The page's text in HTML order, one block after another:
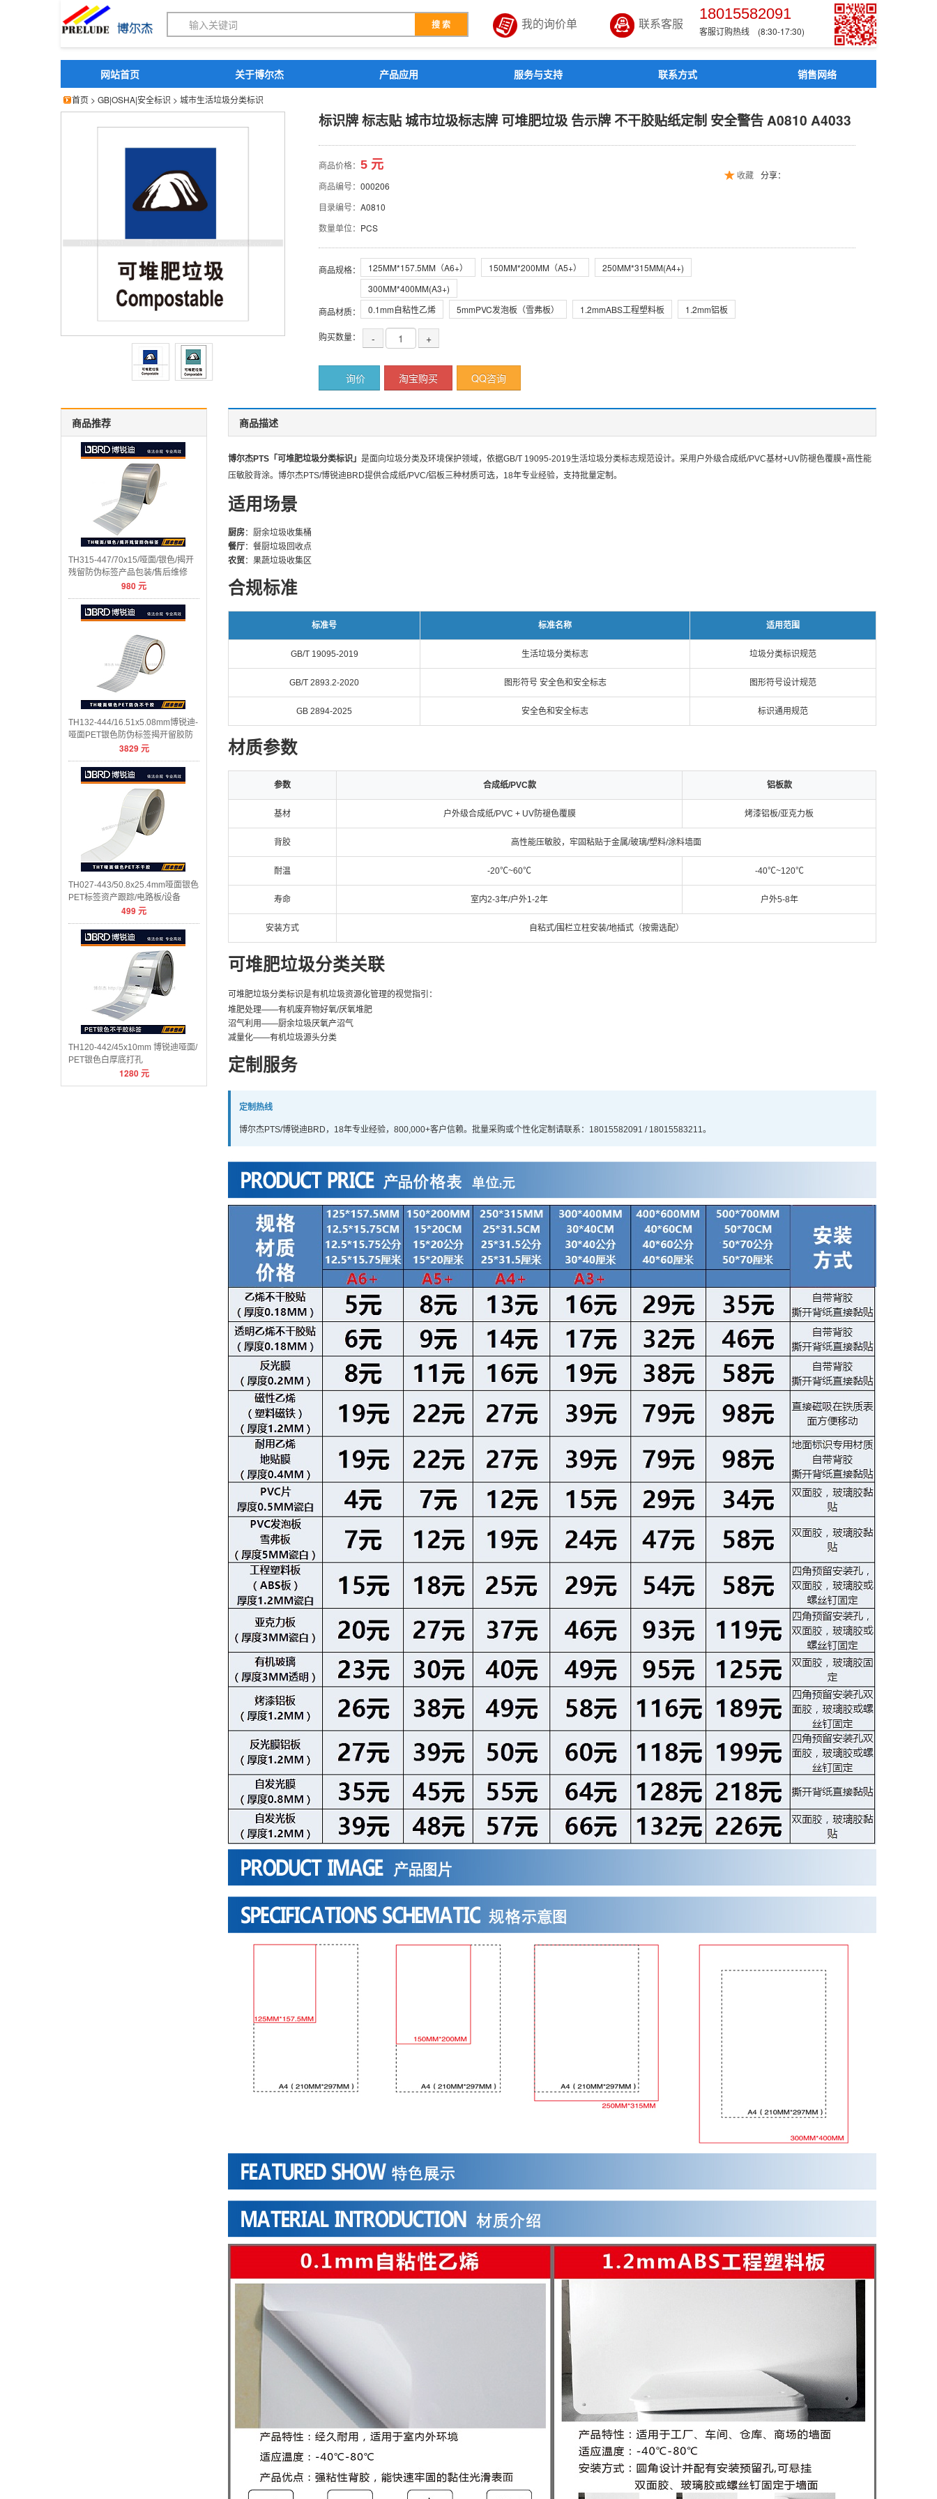
博尔杰PTS - 工业标识解决方案
搜 索 我的询价单 联系客服
18015582091
客服订购热线 (8:30-17:30)
网站首页 关于博尔杰 产品应用 服务与支持 联系方式 销售网络
首页 > GB|OSHA|安全标识 > 城市生活垃圾分类标识
标识牌 标志贴 城市垃圾标志牌 可堆肥垃圾 告示牌 不干胶贴纸定制 安全
标识牌 标志贴 城市垃圾标志牌 可堆肥垃圾 告示牌 不干胶贴纸定制 安全警告 A0810 A4033
商品价格： 5 元
商品编号： 000206
目录编号： A0810
数量单位： PCS
商品规格： 125MM*157.5MM（A6+） 150MM*200MM（A5+）
250MM*315MM(A4+)
300MM*400MM(A3+)
商品材质： 0.1mm自粘性乙烯 5mmPVC发泡板（雪弗板） 1.2mmABS工程塑料板 1.2mm铝板
购买数量： - +
询价 淘宝购买 QQ咨询
收藏 分享：
商品推荐
TH315-447/70x15/哑面/银色/揭开
残留防伪标签产品包装/售后维修
980元
TH132-444/16.51x5.08mm博锐迪-
哑面PET银色防伪标签揭开留胶防
3829元
TH027-443/50.8x25.4mm哑面银色
PET标签资产跟踪/电路板/设备
499元
TH120-442/45x10mm 博锐迪哑面/
PET银色白厚底打孔
1280元
商品描述
博尔杰PTS「可堆肥垃圾分类标识」 是面向垃圾分类及环境保护领域，依据GB/T 19095-2019生活垃圾分类标志规范设计。采用户外级合成纸/PVC基材+UV防褪色覆膜+高性能
压敏胶背涂。博尔杰PTS/博锐迪BRD提供合成纸/PVC/铝板三种材质可选，18年专业经验，支持批量定制。
适用场景
厨房：厨余垃圾收集桶
餐厅：餐厨垃圾回收点
农贸：果蔬垃圾收集区
合规标准
标准号 标准名称 适用范围
GB/T 19095-2019 生活垃圾分类标志 垃圾分类标识规范
GB/T 2893.2-2020 图形符号 安全色和安全标志 图形符号设计规范
GB 2894-2025 安全色和安全标志 标识通用规范
材质参数
参数 合成纸/PVC款 铝板款
基材 户外级合成纸/PVC + UV防褪色覆膜 烤漆铝板/亚克力板
背胶 高性能压敏胶，牢固粘贴于金属/玻璃/塑料/涂料墙面
耐温 -20℃~60℃ -40℃~120℃
寿命 室内2-3年/户外1-2年 户外5-8年
安装方式 自粘式/围栏立柱安装/地插式（按需选配）
可堆肥垃圾分类关联
可堆肥垃圾分类标识是有机垃圾资源化管理的视觉指引：
堆肥处理——有机废弃物好氧/厌氧堆肥
沼气利用——厨余垃圾厌氧产沼气
减量化——有机垃圾源头分类
定制服务
定制热线
博尔杰PTS/博锐迪BRD，18年专业经验，800,000+客户信赖。批量采购或个性化定制请联系：18015582091 / 18015583211。